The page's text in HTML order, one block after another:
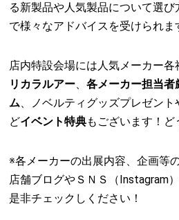
る新製品や人気製品について選び
で様々なアドバイスを受けられま
店内特設会場には人気メーカー
リカラルアー、各メーカー担当
ム、ノベルティグッズプレゼン
どイベント特典もございます！ど
※各メーカーの出展内容、企画等
店舗ブログやＳＮＳ（Instagram
是非チェックしください！